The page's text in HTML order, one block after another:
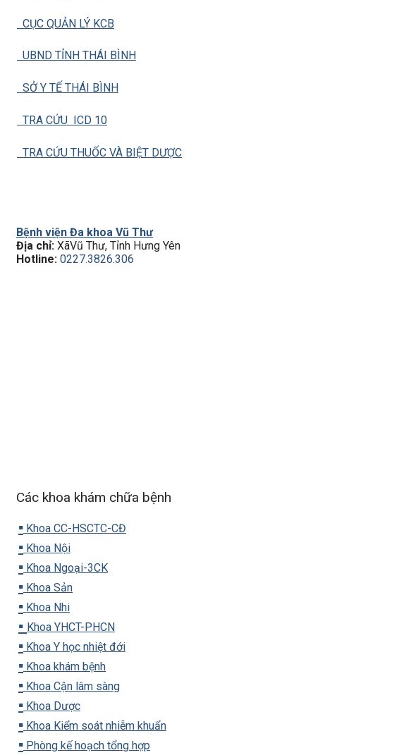
CỤC QUẢN LÝ KCB
UBND TỈNH THÁI BÌNH
SỞ Y TẾ THÁI BÌNH
TRA CỨU ICD 10
TRA CỨU THUỐC VÀ BIỆT DƯỢC
Bệnh viện Đa khoa Vũ Thư
Địa chỉ: XãVũ Thư, Tỉnh Hưng Yên
Hotline: 0227.3826.306
Các khoa khám chữa bệnh
▪️ Khoa CC-HSCTC-CĐ
▪️ Khoa Nội
▪️ Khoa Ngoại-3CK
▪️ Khoa Sản
▪️ Khoa Nhi
▪️ Khoa YHCT-PHCN
▪️ Khoa Y học nhiệt đới
▪️ Khoa khám bệnh
▪️ Khoa Cận lâm sàng
▪️ Khoa Dược
▪️ Khoa Kiểm soát nhiễm khuẩn
▪️ Phòng kế hoạch tổng hợp